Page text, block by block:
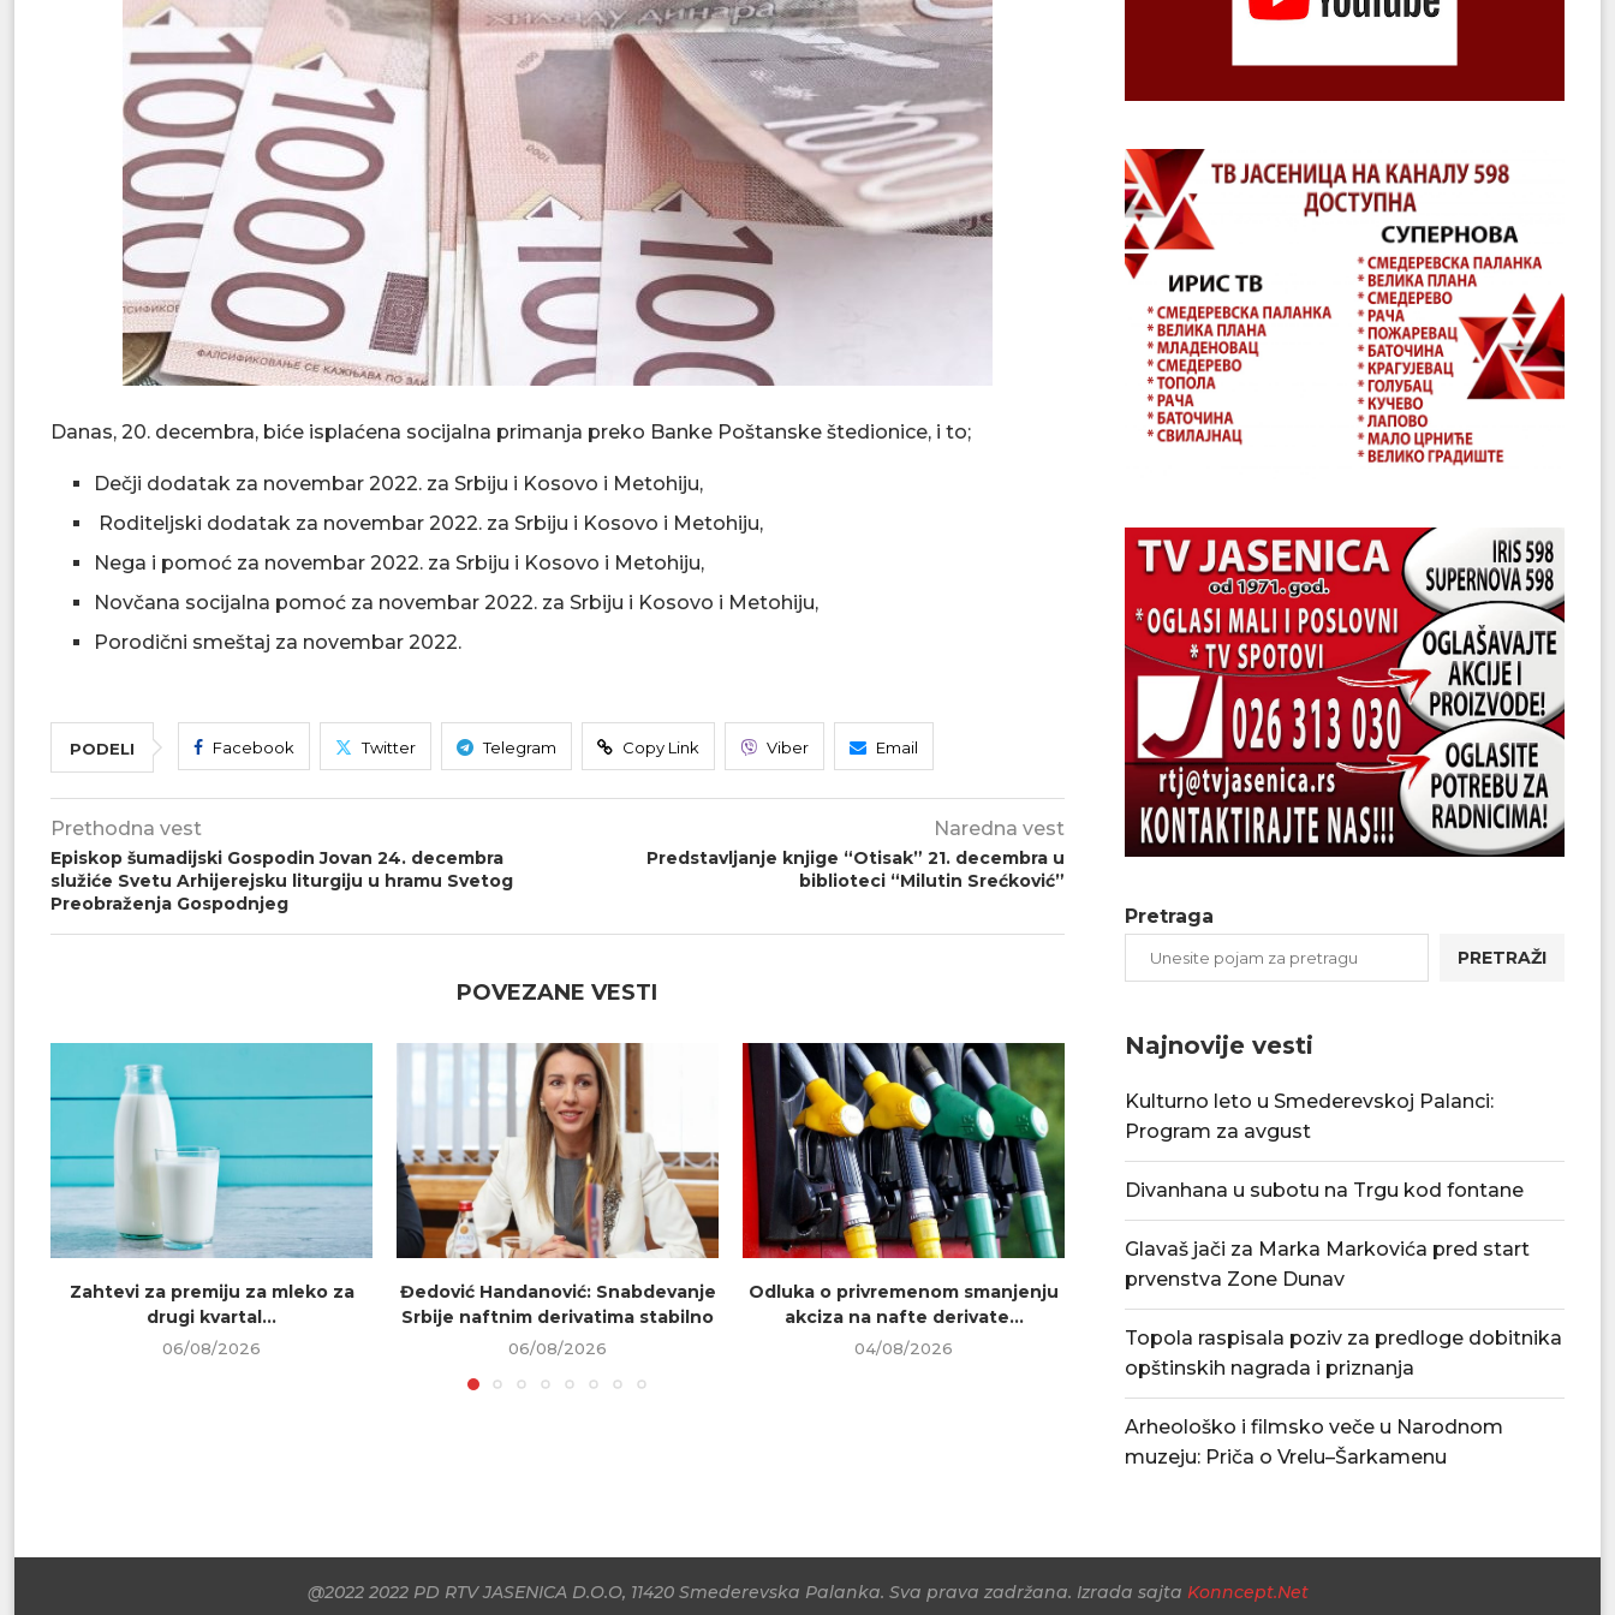
Danas, 20. decembra, biće isplaćena socijalna primanja preko Banke Poštanske štedionice, i to;
Dečji dodatak za novembar 2022. za Srbiju i Kosovo i Metohiju,
Roditeljski dodatak za novembar 2022. za Srbiju i Kosovo i Metohiju,
Nega i pomoć za novembar 2022. za Srbiju i Kosovo i Metohiju,
Novčana socijalna pomoć za novembar 2022. za Srbiju i Kosovo i Metohiju,
Porodični smeštaj za novembar 2022.
PODELI Facebook Twitter Telegram Copy Link Viber Email
Prethodna vest
Episkop šumadijski Gospodin Jovan 24. decembra
služiće Svetu Arhijerejsku liturgiju u hramu Svetog
Preobraženja Gospodnjeg
Naredna vest
Predstavljanje knjige “Otisak” 21. decembra u
biblioteci “Milutin Srećković”
POVEZANE VESTI
Zahtevi za premiju za mleko za
drugi kvartal...
06/08/2026
Đedović Handanović: Snabdevanje
Srbije naftnim derivatima stabilno
06/08/2026
Odluka o privremenom smanjenju
akciza na nafte derivate...
04/08/2026
Toplotni talas i vodostaj Dunava:
Đedović Handanović apeluje...
31/07/2026
30.000
30/07/
Pretraga
PRETRAŽI
Najnovije vesti
Kulturno leto u Smederevskoj Palanci:
Program za avgust
Divanhana u subotu na Trgu kod fontane
Glavaš jači za Marka Markovića pred start
prvenstva Zone Dunav
Topola raspisala poziv za predloge dobitnika
opštinskih nagrada i priznanja
Arheološko i filmsko veče u Narodnom
muzeju: Priča o Vrelu–Šarkamenu
@2022 2022 PD RTV JASENICA D.O.O, 11420 Smederevska Palanka. Sva prava zadržana. Izrada sajta Konncept.Net